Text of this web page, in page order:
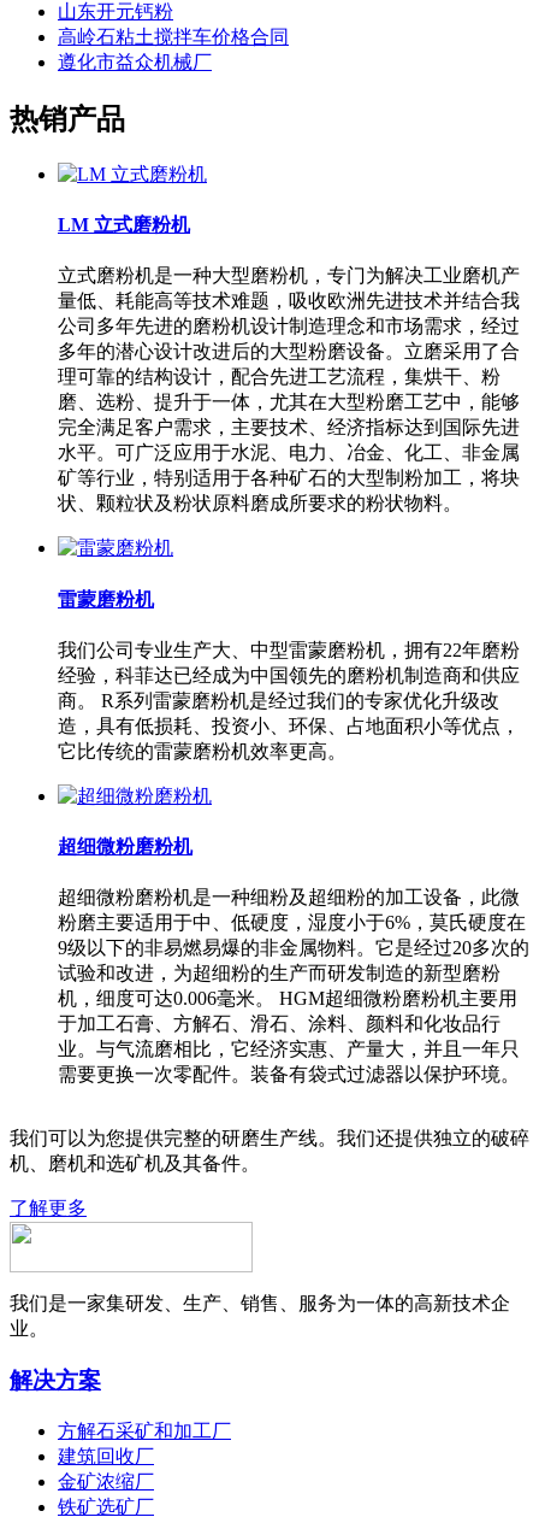
山东开元钙粉
高岭石粘土搅拌车价格合同
遵化市益众机械厂
热销产品
LM 立式磨粉机
立式磨粉机是一种大型磨粉机，专门为解决工业磨机产
量低、耗能高等技术难题，吸收欧洲先进技术并结合我
公司多年先进的磨粉机设计制造理念和市场需求，经过
多年的潜心设计改进后的大型粉磨设备。立磨采用了合
理可靠的结构设计，配合先进工艺流程，集烘干、粉
磨、选粉、提升于一体，尤其在大型粉磨工艺中，能够
完全满足客户需求，主要技术、经济指标达到国际先进
水平。可广泛应用于水泥、电力、冶金、化工、非金属
矿等行业，特别适用于各种矿石的大型制粉加工，将块
状、颗粒状及粉状原料磨成所要求的粉状物料。
雷蒙磨粉机
我们公司专业生产大、中型雷蒙磨粉机，拥有22年磨粉
经验，科菲达已经成为中国领先的磨粉机制造商和供应
商。 R系列雷蒙磨粉机是经过我们的专家优化升级改
造，具有低损耗、投资小、环保、占地面积小等优点，
它比传统的雷蒙磨粉机效率更高。
超细微粉磨粉机
超细微粉磨粉机是一种细粉及超细粉的加工设备，此微
粉磨主要适用于中、低硬度，湿度小于6%，莫氏硬度在
9级以下的非易燃易爆的非金属物料。它是经过20多次的
试验和改进，为超细粉的生产而研发制造的新型磨粉
机，细度可达0.006毫米。 HGM超细微粉磨粉机主要用
于加工石膏、方解石、滑石、涂料、颜料和化妆品行
业。与气流磨相比，它经济实惠、产量大，并且一年只
需要更换一次零配件。装备有袋式过滤器以保护环境。
我们可以为您提供完整的研磨生产线。我们还提供独立的破碎
机、磨机和选矿机及其备件。
了解更多
我们是一家集研发、生产、销售、服务为一体的高新技术企
业。
解决方案
方解石采矿和加工厂
建筑回收厂
金矿浓缩厂
铁矿选矿厂